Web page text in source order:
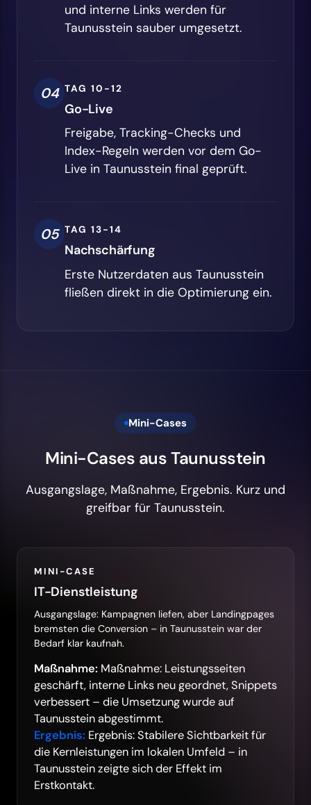
und interne Links werden für
Taunusstein sauber umgesetzt.
04 TAG 10-12
Go-Live
Freigabe, Tracking-Checks und
Index-Regeln werden vor dem Go-
Live in Taunusstein final geprüft.
05 TAG 13-14
Nachschärfung
Erste Nutzerdaten aus Taunusstein
fließen direkt in die Optimierung ein.
Mini-Cases
Mini-Cases aus Taunusstein
Ausgangslage, Maßnahme, Ergebnis. Kurz und
greifbar für Taunusstein.
MINI-CASE
IT-Dienstleistung
Ausgangslage: Kampagnen liefen, aber Landingpages
bremsten die Conversion – in Taunusstein war der
Bedarf klar kaufnah.
Maßnahme: Maßnahme: Leistungsseiten
geschärft, interne Links neu geordnet, Snippets
verbessert – die Umsetzung wurde auf
Taunusstein abgestimmt.
Ergebnis: Ergebnis: Stabilere Sichtbarkeit für
die Kernleistungen im lokalen Umfeld – in
Taunusstein zeigte sich der Effekt im
Erstkontakt.